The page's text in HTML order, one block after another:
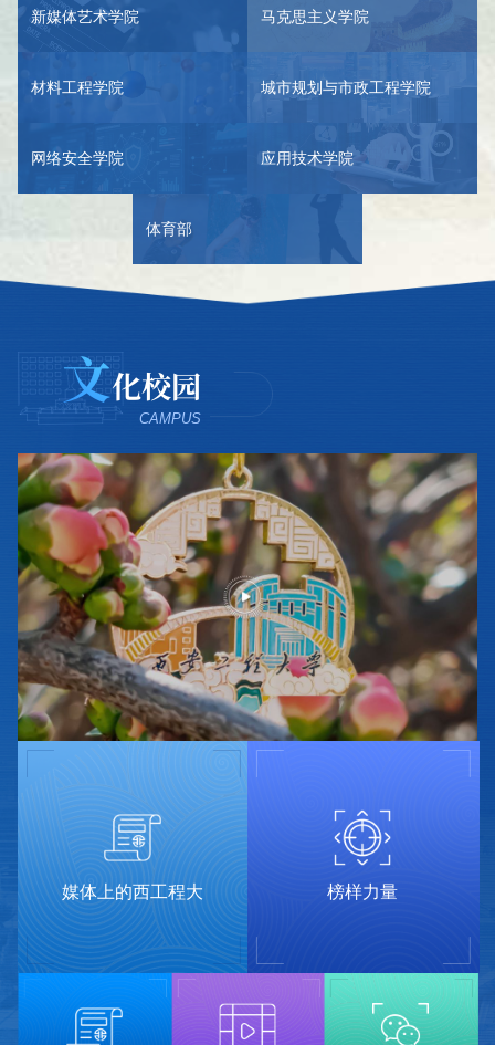
新媒体艺术学院 马克思主义学院
材料工程学院 城市规划与市政工程学院
网络安全学院 应用技术学院
体育部
文化校园
CAMPUS
媒体上的西工程大 榜样力量